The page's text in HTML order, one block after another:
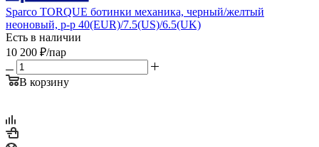
Sparco TORQUE ботинки механика, черный/желтый
неоновый, р-р 40(EUR)/7.5(US)/6.5(UK)
Есть в наличии
10 200 ₽/пар
В корзину